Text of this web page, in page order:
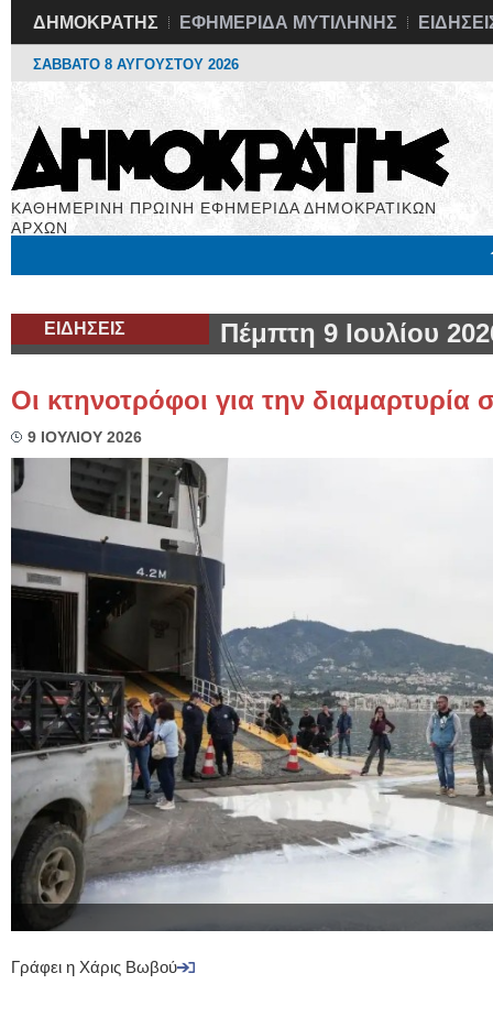
ΔΗΜΟΚΡΑΤΗΣ ΕΦΗΜΕΡΙΔΑ ΜΥΤΙΛΗΝΗΣ
ΣΑΒΒΑΤΟ 8 ΑΥΓΟΥΣΤΟΥ 2026
ΚΑΘΗΜΕΡΙΝΗ ΠΡΩΙΝΗ ΕΦΗΜΕΡΙΔΑ ΔΗΜΟΚΡΑΤΙΚΩΝ
ΑΡΧΩΝ
ΕΙΔΗΣΕΙΣ Πέμπτη 9 Ιουλίου
Οι κτηνοτρόφοι για την διαμαρτυρία
9 ΙΟΥΛΙΟΥ 2026
Γράφει η Χάρις Βωβού